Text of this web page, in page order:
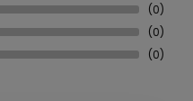
(0)
(0)
(0)